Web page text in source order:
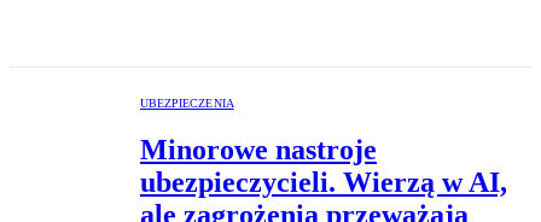
UBEZPIECZENIA
Minorowe nastroje
ubezpieczycieli. Wierzą w AI,
ale zagrożenia przeważają